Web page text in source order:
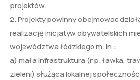
projektów.
2. Projekty powinny obejmować
realizację inicjatyw obywatelskich
województwa łódzkiego m. in.:
a) mała infrastruktura (np. ławka,
zieleni) służąca lokalnej